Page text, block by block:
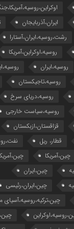
ایران،آذربایجان
رشت،روسیه،ایران،آستارا
روسیه،اوکراین،آمریکا
روسیه،ایران
روسیه،تاجیکستان
روسیه،دریای سرخ
روسیه،سیاست خارجی
قزاقستان،ازبکستان
قطار، ریل
چین،آمریکا
چین،ایران
چین،ایران،رئیسی
چین،ترکیه،روسیه،آسیای